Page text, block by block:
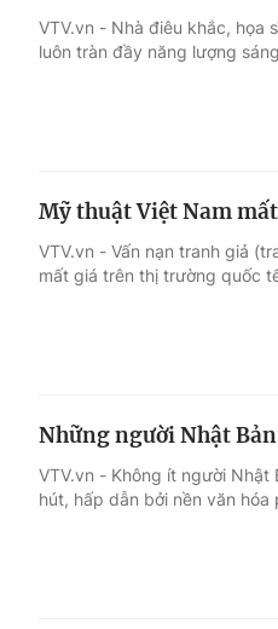
VTV.vn - Nhà điêu khắc, họa
luôn tràn đầy năng lượng
Mỹ thuật Việt Nam
VTV.vn - Vấn nạn tranh giả
mất giá trên thị trường quốc
Những người Nhật
VTV.vn - Không ít người Nhật
hút, hấp dẫn bởi nền văn